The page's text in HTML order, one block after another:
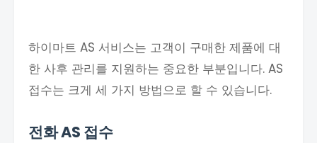
하이마트 AS 서비스는 고객이 구매한 제품에 대
한 사후 관리를 지원하는 중요한 부분입니다. AS
접수는 크게 세 가지 방법으로 할 수 있습니다.
전화 AS 접수